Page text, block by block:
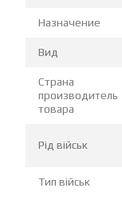
Назначение
Вид
Страна
производитель
товара
Рід військ
Тип військ